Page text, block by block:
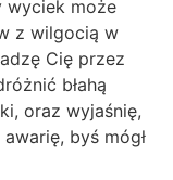
wyciek może
z wilgocią w
Cię przez
błahą
oraz wyjaśnię,
byś mógł